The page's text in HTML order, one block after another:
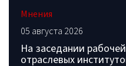
Мнения
05 августа 2026
На заседании
отраслевых